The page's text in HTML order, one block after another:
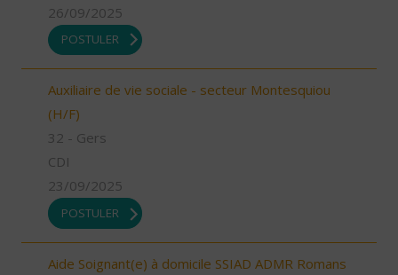
26/09/2025
POSTULER
Auxiliaire de vie sociale - secteur Montesquiou
(H/F)
32 - Gers
CDI
23/09/2025
POSTULER
Aide Soignant(e) à domicile SSIAD ADMR Romans